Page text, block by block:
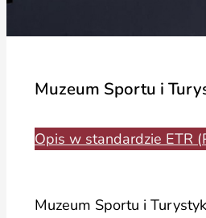
Muzeum Sportu i
Opis w standardzie ETR
Muzeum Sportu i